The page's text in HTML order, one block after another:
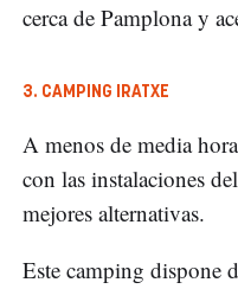
cerca de Pamplona y
3. CAMPING IRATXE
A menos de media
con las instalaciones del
mejores alternativas.
Este camping dispone